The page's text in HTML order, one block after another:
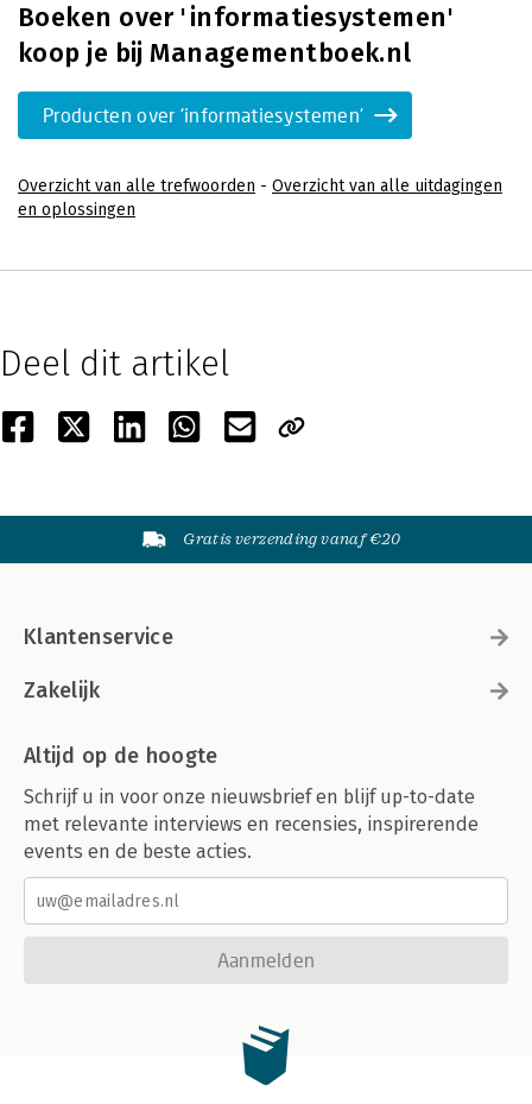
Boeken over 'informatiesystemen'
koop je bij Managementboek.nl
Producten over 'informatiesystemen'
Overzicht van alle trefwoorden - Overzicht van alle uitdagingen
en oplossingen
Deel dit artikel
Gratis verzending vanaf €20
Klantenservice
Zakelijk
Altijd op de hoogte
Schrijf u in voor onze nieuwsbrief en blijf up-to-date
met relevante interviews en recensies, inspirerende
events en de beste acties.
Aanmelden